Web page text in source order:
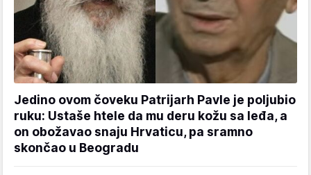
Jedino ovom čoveku Patrijarh Pavle je poljubio
ruku: Ustaše htele da mu deru kožu sa leđa, a
on obožavao snaju Hrvaticu, pa sramno
skončao u Beogradu